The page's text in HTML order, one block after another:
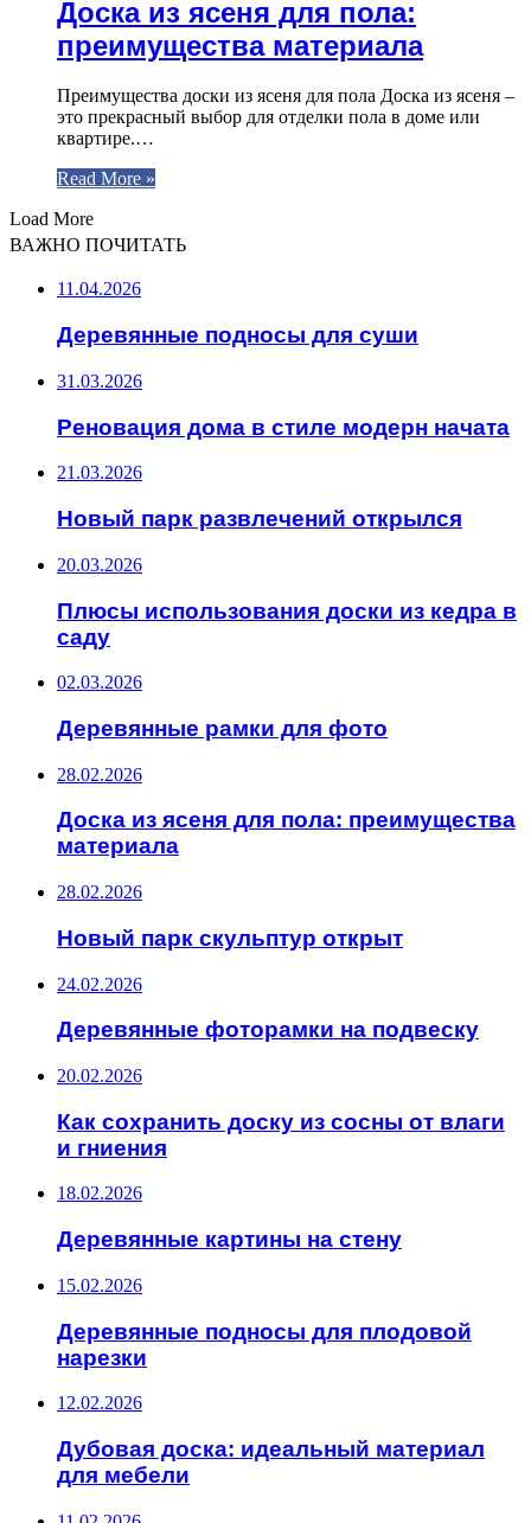
Доска из ясеня для пола:
преимущества материала
Преимущества доски из ясеня для пола Доска из ясеня –
это прекрасный выбор для отделки пола в доме или
квартире.…
Read More »
Load More
ВАЖНО ПОЧИТАТЬ
11.04.2026
Деревянные подносы для суши
31.03.2026
Реновация дома в стиле модерн начата
21.03.2026
Новый парк развлечений открылся
20.03.2026
Плюсы использования доски из кедра в
саду
02.03.2026
Деревянные рамки для фото
28.02.2026
Доска из ясеня для пола: преимущества
материала
28.02.2026
Новый парк скульптур открыт
24.02.2026
Деревянные фоторамки на подвеску
20.02.2026
Как сохранить доску из сосны от влаги
и гниения
18.02.2026
Деревянные картины на стену
15.02.2026
Деревянные подносы для плодовой
нарезки
12.02.2026
Дубовая доска: идеальный материал
для мебели